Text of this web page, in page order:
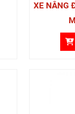
XE NÂNG